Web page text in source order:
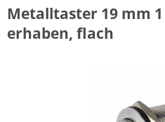
Metalltaster 19 mm
erhaben, flach